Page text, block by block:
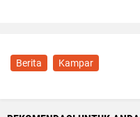
Berita Kampar